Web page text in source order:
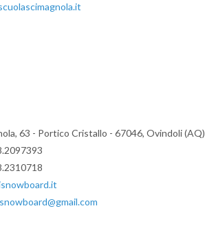
63 - Portico Cristallo - 67046, Ovindoli (AQ)